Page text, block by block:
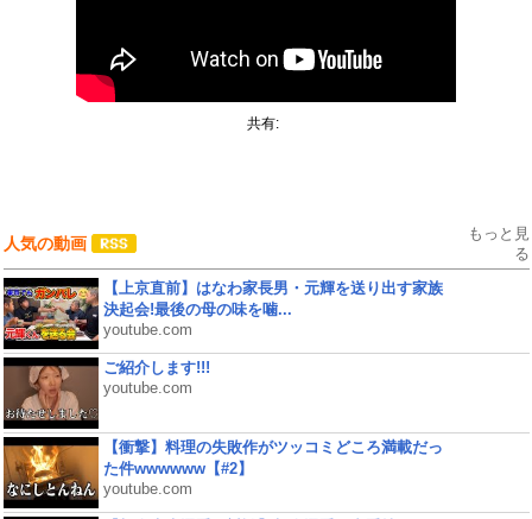
共有:
人気の動画
もっと見
る
【上京直前】はなわ家長男・元輝を送り出す家族
決起会!最後の母の味を噛...
youtube.com
ご紹介します!!!
youtube.com
【衝撃】料理の失敗作がツッコミどころ満載だっ
た件wwwwww【#2】
youtube.com